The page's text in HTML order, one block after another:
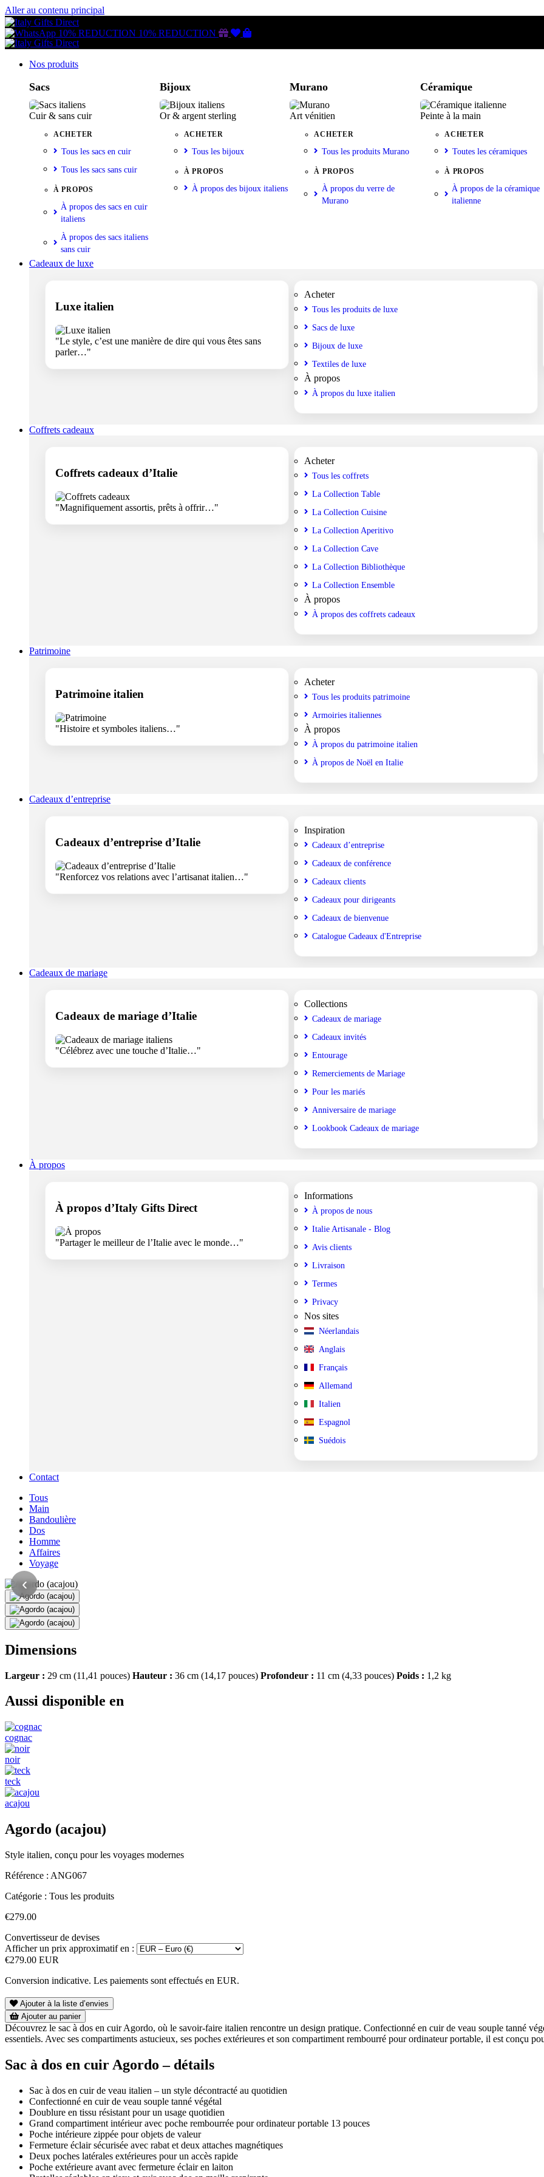
Aller au contenu principal
10% REDUCTION 10% REDUCTION Gutscheine
Wunschliste
Warenkorb
Nos produits
Sacs
Cuir & sans cuir
ACHETER
Tous les sacs en cuir
Tous les sacs sans cuir
À PROPOS
À propos des sacs en cuir
italiens
À propos des sacs italiens
sans cuir
Bijoux
Or & argent sterling
ACHETER
Tous les bijoux
À PROPOS
À propos des bijoux italiens
Murano
Art vénitien
ACHETER
Tous les produits Murano
À PROPOS
À propos du verre de
Murano
Céramique
Peinte à la main
ACHETER
Toutes les céramiques
À PROPOS
À propos de la céramique
italienne
Cadeaux de luxe
Luxe italien
"Le style, c’est une manière de dire qui vous êtes sans
parler…"
Acheter
Tous les produits de luxe
Sacs de luxe
Bijoux de luxe
Textiles de luxe
À propos
À propos du luxe italien
Coffrets cadeaux
Coffrets cadeaux d’Italie
"Magnifiquement assortis, prêts à offrir…"
Acheter
Tous les coffrets
La Collection Table
La Collection Cuisine
La Collection Aperitivo
La Collection Cave
La Collection Bibliothèque
La Collection Ensemble
À propos
À propos des coffrets cadeaux
Patrimoine
Patrimoine italien
"Histoire et symboles italiens…"
Acheter
Tous les produits patrimoine
Armoiries italiennes
À propos
À propos du patrimoine italien
À propos de Noël en Italie
Cadeaux d’entreprise
Cadeaux d’entreprise d’Italie
"Renforcez vos relations avec l’artisanat italien…"
Inspiration
Cadeaux d’entreprise
Cadeaux de conférence
Cadeaux clients
Cadeaux pour dirigeants
Cadeaux de bienvenue
Catalogue Cadeaux d'Entreprise
Cadeaux de mariage
Cadeaux de mariage d’Italie
"Célébrez avec une touche d’Italie…"
Collections
Cadeaux de mariage
Cadeaux invités
Entourage
Remerciements de Mariage
Pour les mariés
Anniversaire de mariage
Lookbook Cadeaux de mariage
À propos
À propos d’Italy Gifts Direct
"Partager le meilleur de l’Italie avec le monde…"
Informations
À propos de nous
Italie Artisanale - Blog
Avis clients
Livraison
Termes
Privacy
Nos sites
Néerlandais
Anglais
Français
Allemand
Italien
Espagnol
Suédois
Contact
Tous
Main
Bandoulière
Dos
Homme
Affaires
Voyage
‹
Dimensions
Largeur : 29 cm (11,41 pouces) Hauteur : 36 cm (14,17 pouces) Profondeur : 11 cm (4,33 pouces) Poids : 1,2 kg
Aussi disponible en
cognac
noir
teck
acajou
Agordo (acajou)
Style italien, conçu pour les voyages modernes
Référence : ANG067
Catégorie : Tous les produits
€279.00
Convertisseur de devises
Afficher un prix approximatif en :
€279.00 EUR
Conversion indicative. Les paiements sont effectués en EUR.
Ajouter à la liste d’envies
Ajouter au panier
Découvrez le sac à dos en cuir Agordo, où le savoir-faire italien rencontre un design pratique. Confectionné en cuir de veau souple tanné
essentiels. Avec ses compartiments astucieux, ses poches extérieures et son compartiment rembourré pour ordinateur portable, il est conçu
Sac à dos en cuir Agordo – détails
Sac à dos en cuir de veau italien – un style décontracté au quotidien
Confectionné en cuir de veau souple tanné végétal
Doublure en tissu résistant pour un usage quotidien
Grand compartiment intérieur avec poche rembourrée pour ordinateur portable 13 pouces
Poche intérieure zippée pour objets de valeur
Fermeture éclair sécurisée avec rabat et deux attaches magnétiques
Deux poches latérales extérieures pour un accès rapide
Poche extérieure avant avec fermeture éclair en laiton